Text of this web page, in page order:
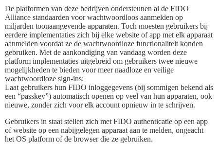
De platformen van deze bedrijven ondersteunen al de FIDO
Alliance standaarden voor wachtwoordloos aanmelden op
miljarden toonaangevende apparaten. Toch moesten gebruikers bij
eerdere implementaties zich bij elke website of app met elk apparaat
aanmelden voordat ze de wachtwoordloze functionaliteit konden
gebruiken. Met de aankondiging van vandaag worden deze
platform implementaties uitgebreid om gebruikers twee nieuwe
mogelijkheden te bieden voor meer naadloze en veilige
wachtwoordloze sign-ins:
Laat gebruikers hun FIDO inloggegevens (bij sommigen bekend als
een “passkey”) automatisch openen op veel van hun apparaten, ook
nieuwe, zonder zich voor elk account opnieuw in te schrijven.
Gebruikers in staat stellen zich met FIDO authenticatie op een app
of website op een nabijgelegen apparaat aan te melden, ongeacht
het OS platform of de browser die ze gebruiken.